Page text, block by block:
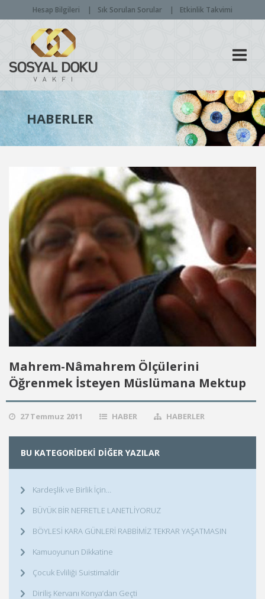
Hesap Bilgileri Sık Sorulan Sorular Etkinlik Takvimi
HABERLER
Mahrem-Nâmahrem Ölçülerini
Öğrenmek İsteyen Müslümana Mektup
27 Temmuz 2011 HABER HABERLER
BU KATEGORIDEKI DIĞER YAZILAR
Kardeşlik ve Birlik İçin…
BÜYÜK BİR NEFRETLE LANETLİYORUZ
BÖYLESİ KARA GÜNLERİ RABBİMİZ TEKRAR YAŞATMASIN
Kamuoyunun Dikkatine
Çocuk Evliliği Suistimaldir
Diriliş Kervanı Konya’dan Geçti